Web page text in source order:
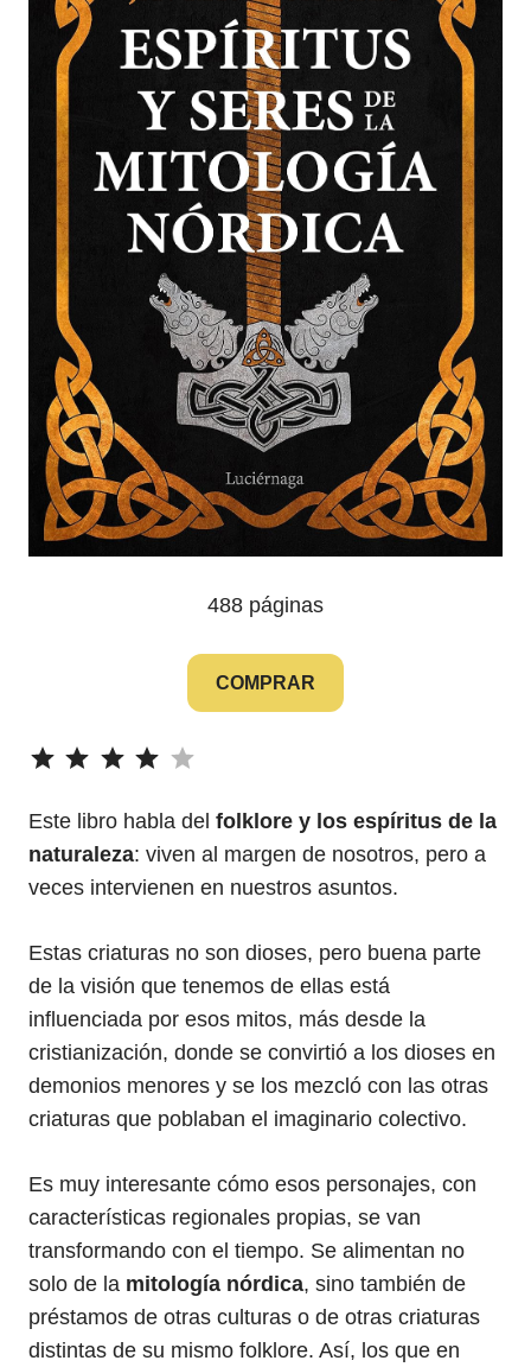
488 páginas
COMPRAR
⭐⭐⭐⭐
Este libro habla del folklore y los espíritus de la
naturaleza: viven al margen de nosotros, pero a
veces intervienen en nuestros asuntos.
Estas criaturas no son dioses, pero buena parte
de la visión que tenemos de ellas está
influenciada por esos mitos, más desde la
cristianización, donde se convirtió a los dioses en
demonios menores y se los mezcló con las otras
criaturas que poblaban el imaginario colectivo.
Es muy interesante cómo esos personajes, con
características regionales propias, se van
transformando con el tiempo. Se alimentan no
solo de la mitología nórdica, sino también de
préstamos de otras culturas o de otras criaturas
distintas de su mismo folklore. Así, los que en